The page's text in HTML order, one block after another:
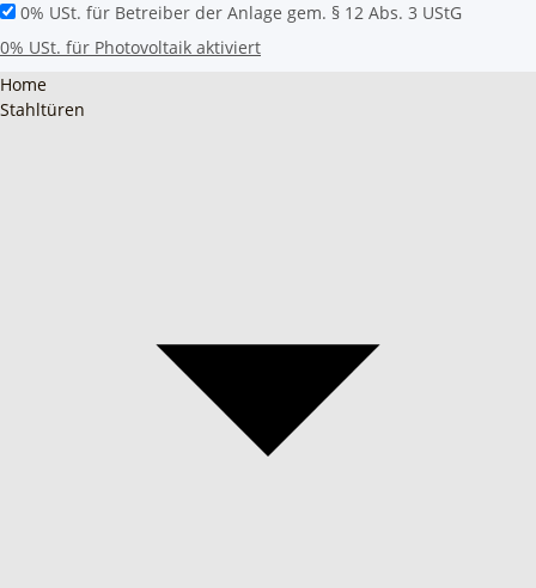
0% USt. für Betreiber der Anlage gem. § 12 Abs. 3 UStG
0% USt. für Photovoltaik aktiviert
Home
Stahltüren